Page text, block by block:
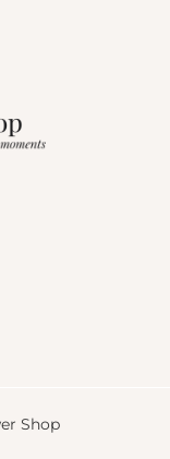
Shop